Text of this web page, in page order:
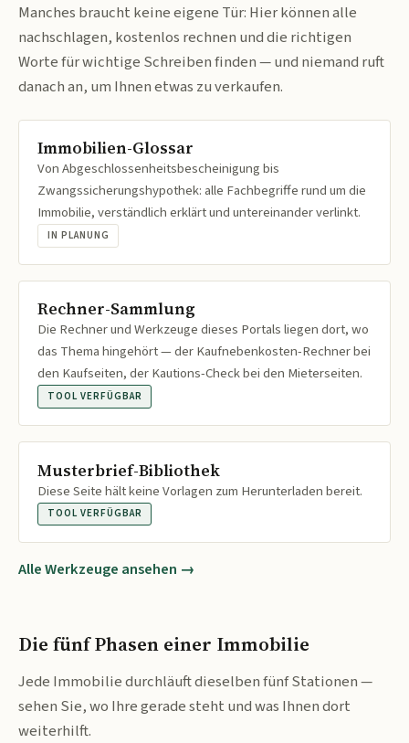
Manches braucht keine eigene Tür: Hier können alle
nachschlagen, kostenlos rechnen und die richtigen
Worte für wichtige Schreiben finden — und niemand ruft
danach an, um Ihnen etwas zu verkaufen.
Immobilien-Glossar
Von Abgeschlossenheitsbescheinigung bis
Zwangssicherungshypothek: alle Fachbegriffe rund um die
Immobilie, verständlich erklärt und untereinander verlinkt.
IN PLANUNG
Rechner-Sammlung
Die Rechner und Werkzeuge dieses Portals liegen dort, wo
das Thema hingehört — der Kaufnebenkosten-Rechner bei
den Kaufseiten, der Kautions-Check bei den Mieterseiten.
TOOL VERFÜGBAR
Musterbrief-Bibliothek
Diese Seite hält keine Vorlagen zum Herunterladen bereit.
TOOL VERFÜGBAR
Alle Werkzeuge ansehen →
Die fünf Phasen einer Immobilie
Jede Immobilie durchläuft dieselben fünf Stationen —
sehen Sie, wo Ihre gerade steht und was Ihnen dort
weiterhilft.